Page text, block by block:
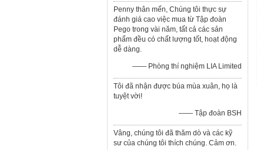
Penny thân mến, Chúng tôi thực sự
đánh giá cao việc mua từ Tập đoàn
Pego trong vài năm, tất cả các sản
phẩm đều có chất lượng tốt, hoạt động
dễ dàng.
—— Phòng thí nghiệm LIA Limited
Tôi đã nhận được búa mùa xuân, họ là
tuyệt vời!
—— Tập đoàn BSH
Vâng, chúng tôi đã thăm dò và các kỹ
sư của chúng tôi thích chúng. Cảm ơn.